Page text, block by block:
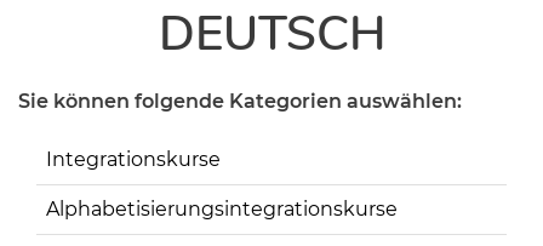
DEUTSCH
Sie können folgende Kategorien auswählen:
Integrationskurse
Alphabetisierungsintegrationskurse